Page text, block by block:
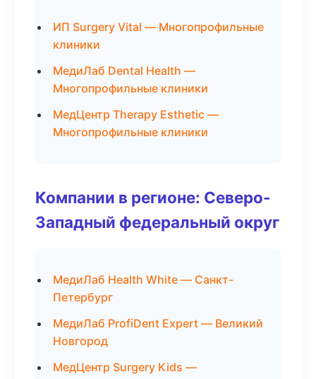
ИП Surgery Vital — Многопрофильные
клиники
МедиЛаб Dental Health —
Многопрофильные клиники
МедЦентр Therapy Esthetic —
Многопрофильные клиники
Компании в регионе: Северо-
Западный федеральный округ
МедиЛаб Health White — Санкт-
Петербург
МедиЛаб ProfiDent Expert — Великий
Новгород
МедЦентр Surgery Kids —